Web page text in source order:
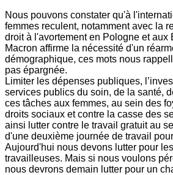
Nous pouvons constater qu'à
femmes reculent, notamment avec la
droit à l'avortement en Pologne et aux
Macron affirme la nécessité d'un
démographique, ces mots nous
pas épargnée.
Limiter les dépenses publiques,
services publics du soin, de la santé,
ces tâches aux femmes, au sein des
droits sociaux et contre la casse des
ainsi lutter contre le travail gratuit au
d'une deuxième journée de travail
Aujourd'hui nous devons lutter pour
travailleuses. Mais si nous voulons
nous devrons demain lutter pour un